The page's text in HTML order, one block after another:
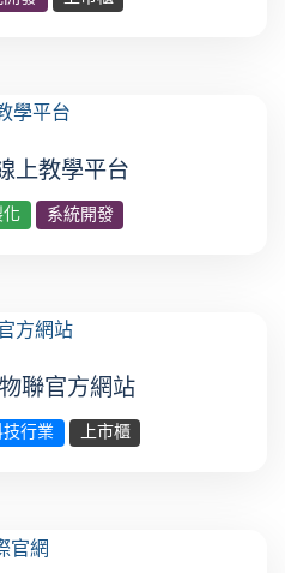
上教學平台
系統開發
聯官方網站
行業 上市櫃